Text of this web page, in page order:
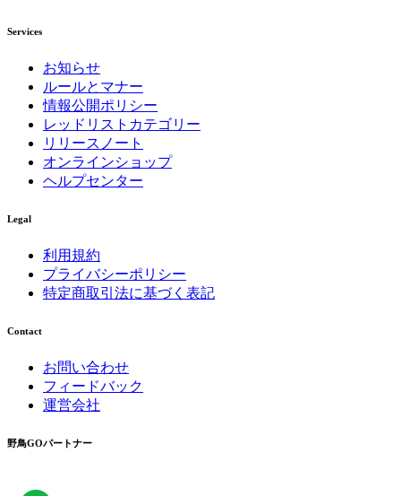
Services
お知らせ
ルールとマナー
情報公開ポリシー
レッドリストカテゴリー
リリースノート
オンラインショップ
ヘルプセンター
Legal
利用規約
プライバシーポリシー
特定商取引法に基づく表記
Contact
お問い合わせ
フィードバック
運営会社
野鳥GOパートナー